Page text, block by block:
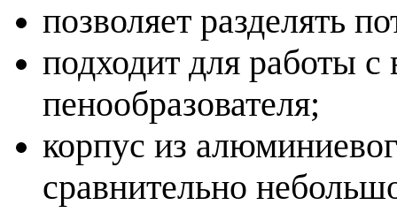
позволяет разделять
подходит для работы с
пенообразователя;
корпус из
сравнительно